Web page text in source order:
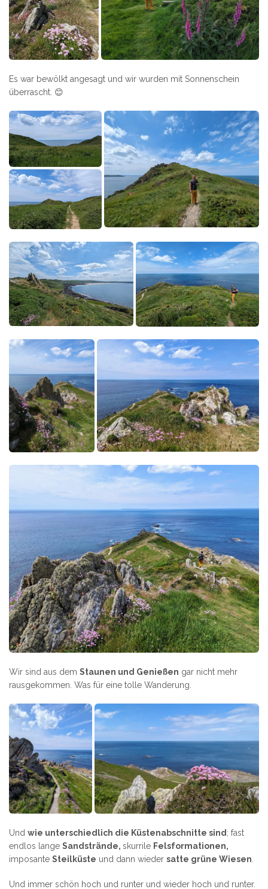
Es war bewölkt angesagt und wir wurden mit Sonnenschein
überrascht. 😊
Wir sind aus dem Staunen und Genießen gar nicht mehr
rausgekommen. Was für eine tolle Wanderung.
Und wie unterschiedlich die Küstenabschnitte sind; fast
endlos lange Sandstrände, skurrile Felsformationen,
imposante Steilküste und dann wieder satte grüne Wiesen.
Und immer schön hoch und runter und wieder hoch und runter.